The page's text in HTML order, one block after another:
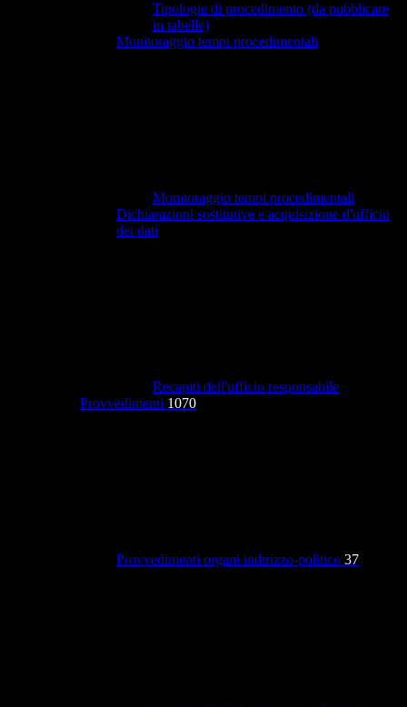
Tipologie di procedimento (da pubblicare
in tabelle)
Monitoraggio tempi procedimentali
Monitoraggio tempi procedimentali
Dichiarazioni sostitutive e acquisizione d'ufficio
dei dati
Recapiti dell'ufficio responsabile
Provvedimenti 1070
Provvedimenti organi indirizzo-politico 37